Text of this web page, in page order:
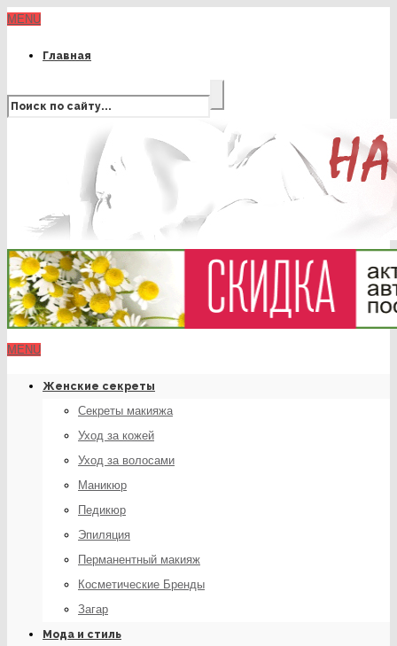
MENU
Главная
MENU
Женские секреты
Секреты макияжа
Уход за кожей
Уход за волосами
Маникюр
Педикюр
Эпиляция
Перманентный макияж
Косметические Бренды
Загар
Мода и стиль